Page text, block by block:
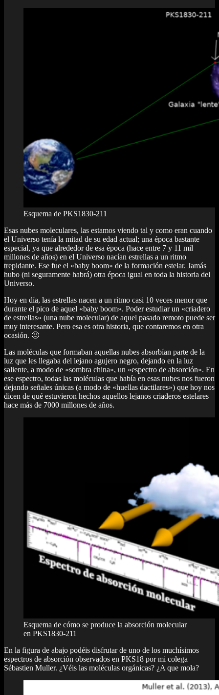
Esquema de PKS1830-211
Esas nubes moleculares, las estamos viendo tal y como eran cuando
el Universo tenía la mitad de su edad actual; una época bastante
especial, ya que alrededor de esa época (hace entre 7 y 11 mil
millones de años) en el Universo nacían estrellas a un ritmo
trepidante. Ese fue el «baby boom» de la formación estelar. Jamás
hubo (ni seguramente habrá) otra época igual en toda la historia del
Universo.
Hoy en día, las estrellas nacen a un ritmo casi 10 veces menor que
durante el pico de aquel «baby boom». Poder estudiar un «criadero
de estrellas» (una nube molecular) de aquel pasado remoto puede ser
muy interesante. Pero esa es otra historia, que contaremos en otra
ocasión. 🙂
Las moléculas que formaban aquellas nubes absorbían parte de la
luz que les llegaba del lejano agujero negro, dejando en la luz
saliente, a modo de «sombra china», un «espectro de absorción». En
ese espectro, todas las moléculas que había en esas nubes nos fueron
dejando señales únicas (a modo de «huellas dactilares») que hoy nos
dicen de qué estuvieron hechos aquellos lejanos criaderos estelares
hace más de 7000 millones de años.
Esquema de cómo se produce la absorción molecular
en PKS1830-211
En la figura de abajo podéis disfrutar de uno de los muchísimos
espectros de absorción observados en PKS18 por mi colega
Sébastien Muller. ¿Véis las moléculas orgánicas? ¿A que mola?